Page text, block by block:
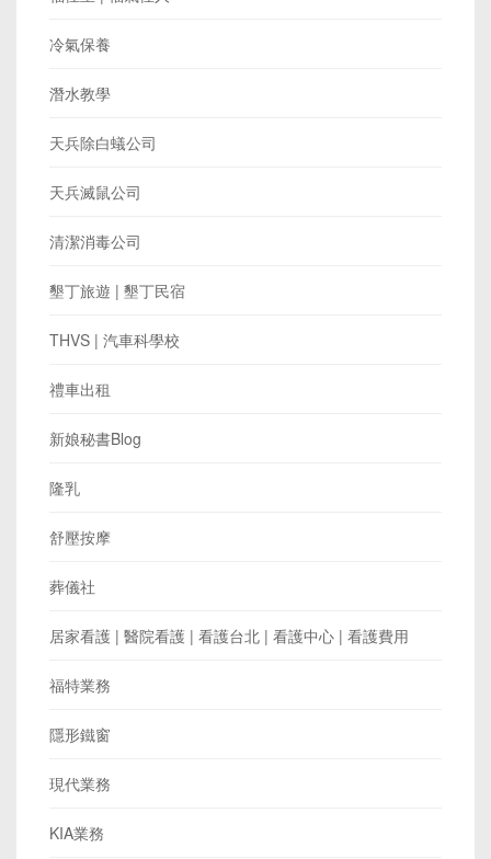
冷氣保養
潛水教學
天兵除白蟻公司
天兵滅鼠公司
清潔消毒公司
墾丁旅遊 | 墾丁民宿
THVS | 汽車科學校
禮車出租
新娘秘書Blog
隆乳
舒壓按摩
葬儀社
居家看護 | 醫院看護 | 看護台北 | 看護中心 | 看護費用
福特業務
隱形鐵窗
現代業務
KIA業務